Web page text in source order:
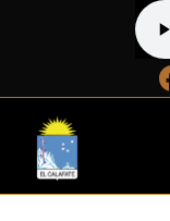
contenido